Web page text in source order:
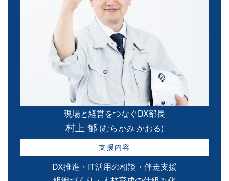
現場と経営をつなぐDX部長
村上 郁 (むらかみ かおる)
支援内容
DX推進・IT活用の相談・伴走支援